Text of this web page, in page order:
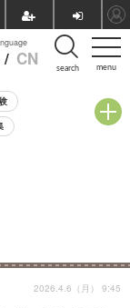
menu
/ CN search
2026.4.6（月） 9:45